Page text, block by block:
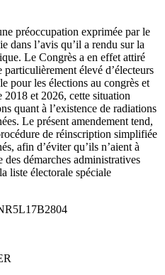
préoccupation exprimée par le
dans l’avis qu’il a rendu sur la
Le Congrès a en effet attiré
élevé d’électeurs
pour les élections au congrès et
2018 et 2026, cette situation
quant à l’existence de radiations
Le présent amendement tend,
de réinscription simplifiée
afin d’éviter qu’ils n’aient à
démarches administratives
liste électorale spéciale